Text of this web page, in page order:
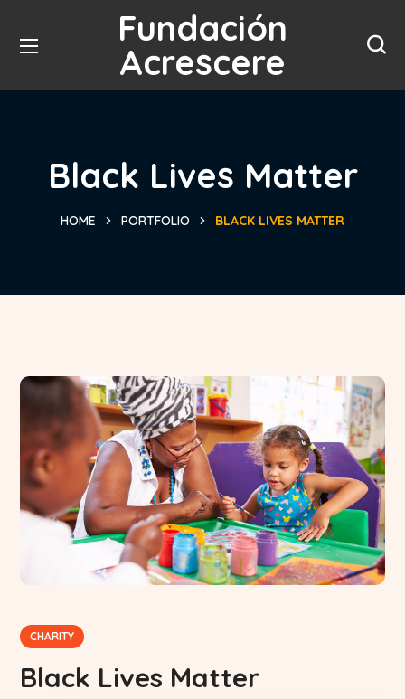
Fundación
Acrescere
Black Lives Matter
HOME PORTFOLIO BLACK LIVES MATTER
CHARITY
Black Lives Matter